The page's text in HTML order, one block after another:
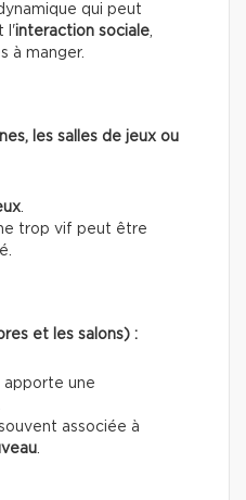
qui peut
l'interaction sociale
à manger.
les salles de jeux ou
trop vif peut être
et les salons) :
apporte une
associée à